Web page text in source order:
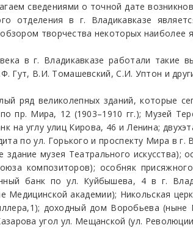
сведениями о точной дате
отделения в г. Владикавказе
творчества некоторых наиболее
в г. Владикавказе работали
Гут, В.И. Томашевский, С.И. Уптон и
ряд великолепных зданий, которые
пр. Мира, 12 (1903–1910 гг.); Музей
на углу улиц Кирова, 46 и Ленина;
по ул. Горького и проспекту Мира в
здание музея Театрального
композиторов); особняк
банк по ул. Куйбышева, 4 в г.
Медицинской академии); Никольская
доходный дом Воробьева (ныне
угол ул. Мещанской (ул.